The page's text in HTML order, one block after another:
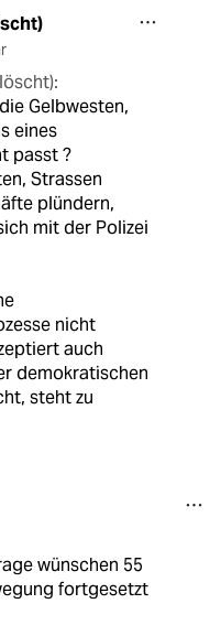
Gelbwesten,
eines
passt ?
Strassen
plündern,
mit der Polizei
nicht
auch
demokratischen
steht zu
wünschen 55
fortgesetzt